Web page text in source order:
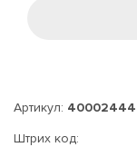
Артикул: 40002444
Штрих код: